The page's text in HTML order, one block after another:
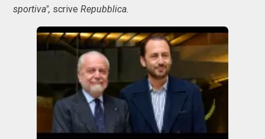
sportiva", scrive Repubblica.